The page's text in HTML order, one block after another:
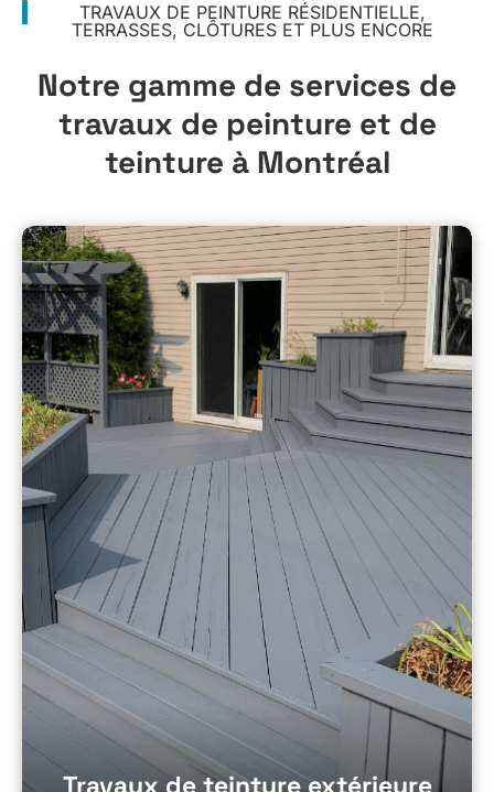
TRAVAUX DE PEINTURE RÉSIDENTIELLE,
TERRASSES, CLÔTURES ET PLUS ENCORE
Notre gamme de services de
travaux de peinture et de
teinture à Montréal